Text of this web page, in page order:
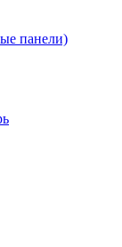
панели)